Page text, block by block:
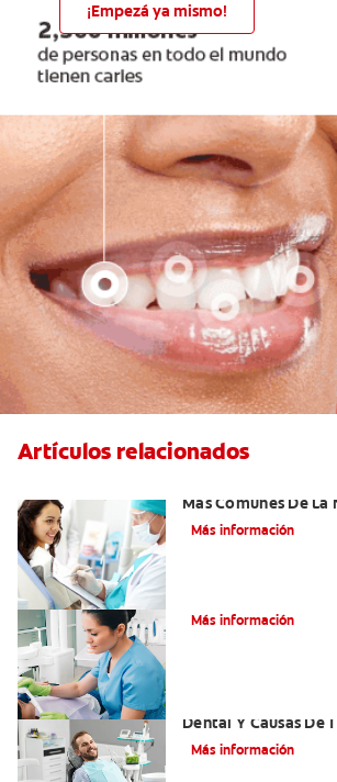
¡Empezá ya mismo!
Artículos relacionados
Más Comunes De
Más información
Más información
Dental Y Causas De
Más información